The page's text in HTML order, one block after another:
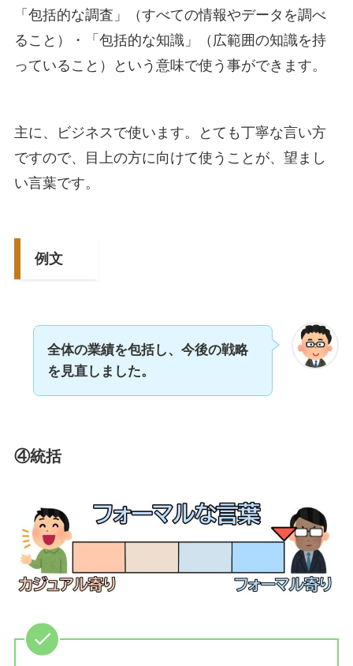
「包括的な調査」（すべての情報やデータを調べ
ること）・「包括的な知識」（広範囲の知識を持
っていること）という意味で使う事ができます。
主に、ビジネスで使います。とても丁寧な言い方
ですので、目上の方に向けて使うことが、望まし
い言葉です。
例文
全体の業績を包括し、今後の戦略
を見直しました。
④統括